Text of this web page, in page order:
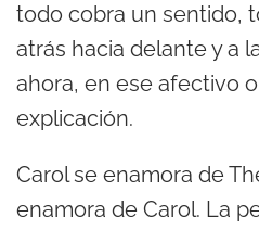
todo cobra un sentido,
atrás hacia delante y a
ahora, en ese afectivo
explicación.
Carol se enamora de
enamora de Carol. La